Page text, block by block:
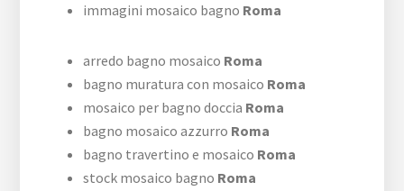
immagini mosaico bagno Roma
arredo bagno mosaico Roma
bagno muratura con mosaico Roma
mosaico per bagno doccia Roma
bagno mosaico azzurro Roma
bagno travertino e mosaico Roma
stock mosaico bagno Roma